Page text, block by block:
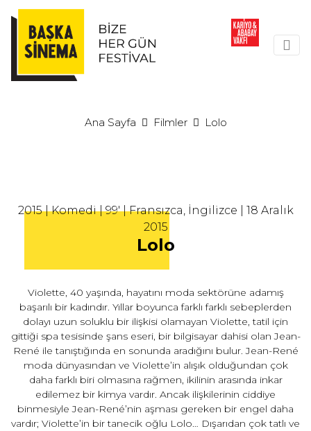
Ana Sayfa Filmler Lolo
2015 | Komedi | 99' | Fransızca, İngilizce | 18 Aralık
2015
Lolo
Violette, 40 yaşında, hayatını moda sektörüne adamış
başarılı bir kadındır. Yıllar boyunca farklı farklı sebeplerden
dolayı uzun soluklu bir ilişkisi olamayan Violette, tatil için
gittiği spa tesisinde şans eseri, bir bilgisayar dahisi olan Jean-
René ile tanıştığında en sonunda aradığını bulur. Jean-René
moda dünyasından ve Violette’in alışık olduğundan çok
daha farklı biri olmasına rağmen, ikilinin arasında inkar
edilemez bir kimya vardır. Ancak ilişkilerinin ciddiye
binmesiyle Jean-René’nin aşması gereken bir engel daha
vardır; Violette’in bir tanecik oğlu Lolo… Dışarıdan çok tatlı ve